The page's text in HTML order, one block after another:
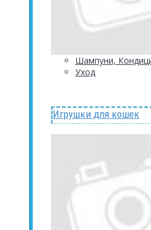
Шампуни,
Уход
Игрушки для кошек